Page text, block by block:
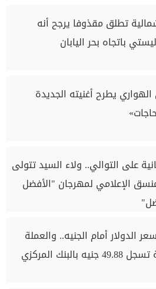
تطلق مقذوفا يرجح أنه
باتجاه بحر اليابان
يطرح أغنيته الجديدة
على التوالي.. ولاء السيد تتولى
الإعلامي لمهرجان "الأفضل
الدولار أمام الجنيه.. والعملة
بالبنك المركزي